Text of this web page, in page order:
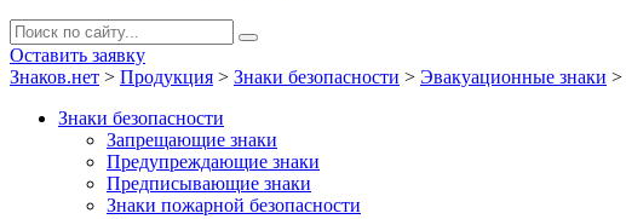
Оставить заявку
Знаков.нет > Продукция > Знаки безопасности > Эвакуационные знаки >
Знаки безопасности
Запрещающие знаки
Предупреждающие знаки
Предписывающие знаки
Знаки пожарной безопасности